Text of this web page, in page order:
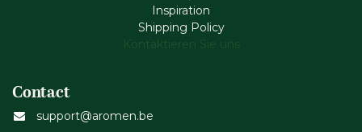
Inspiration
Shipping Policy
Kontaktieren Sie uns
Contact
support@aromen.be